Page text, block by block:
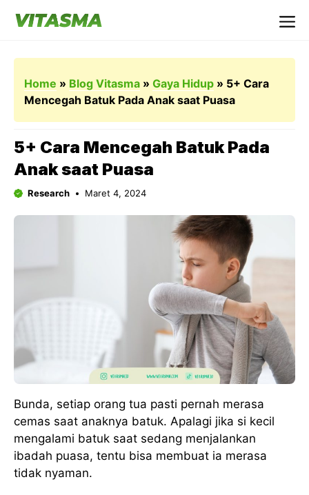
Home » Blog Vitasma » Gaya Hidup » 5+ Cara
Mencegah Batuk Pada Anak saat Puasa
5+ Cara Mencegah Batuk Pada
Anak saat Puasa
Research Maret 4, 2024
Bunda, setiap orang tua pasti pernah merasa
cemas saat anaknya batuk. Apalagi jika si kecil
mengalami batuk saat sedang menjalankan
ibadah puasa, tentu bisa membuat ia merasa
tidak nyaman.